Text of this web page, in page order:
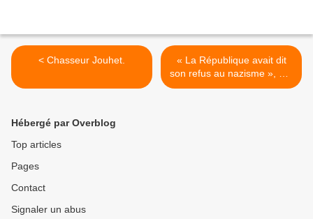
< Chasseur Jouhet.
« La République avait dit
son refus au nazisme », par
Fabien Lavaud. >
Hébergé par Overblog
Top articles
Pages
Contact
Signaler un abus